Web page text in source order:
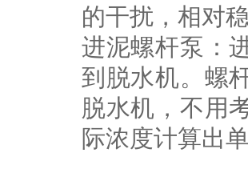
的干扰，相对
进泥螺杆泵：
到脱水机。螺
脱水机，不用
际浓度计算出